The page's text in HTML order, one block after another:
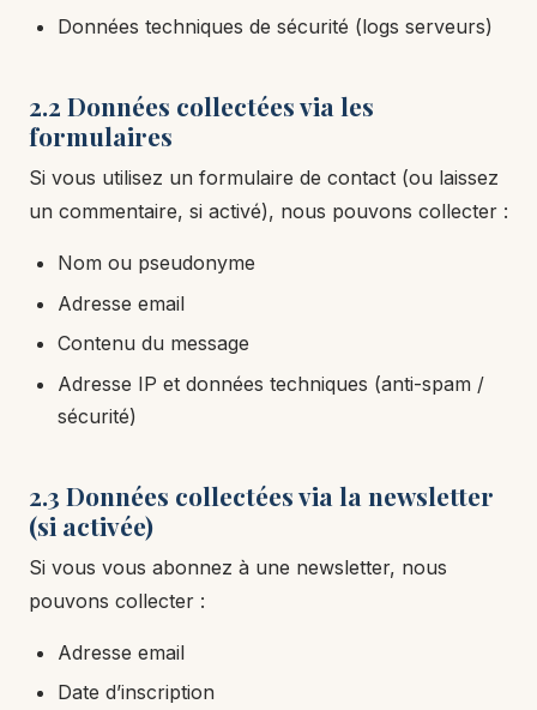
Données techniques de sécurité (logs serveurs)
2.2 Données collectées via les
formulaires
Si vous utilisez un formulaire de contact (ou laissez
un commentaire, si activé), nous pouvons collecter :
Nom ou pseudonyme
Adresse email
Contenu du message
Adresse IP et données techniques (anti-spam /
sécurité)
2.3 Données collectées via la newsletter
(si activée)
Si vous vous abonnez à une newsletter, nous
pouvons collecter :
Adresse email
Date d’inscription